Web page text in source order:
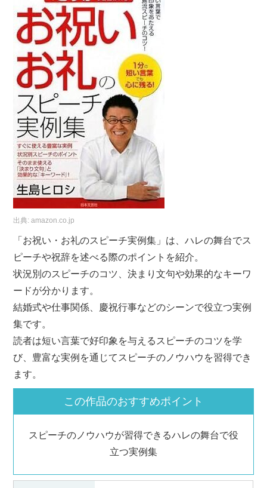
出典:amazon.co.jp
「お祝い・お礼のスピーチ実例集」は、ハレの舞台でス
ピーチや祝辞を述べる際のポイントを紹介。
状況別のスピーチのコツ、決まり文句や効果的なキーワ
ードが分かります。
結婚式や仕事関係、慶祝行事などのシーンで役立つ実例
集です。
読者は短い言葉で好印象を与えるスピーチのコツを学
び、豊富な実例を通じてスピーチのノウハウを習得でき
ます。
この作品のおすすめポイント
スピーチのノウハウが習得できるハレの舞台で役
立つ実例集